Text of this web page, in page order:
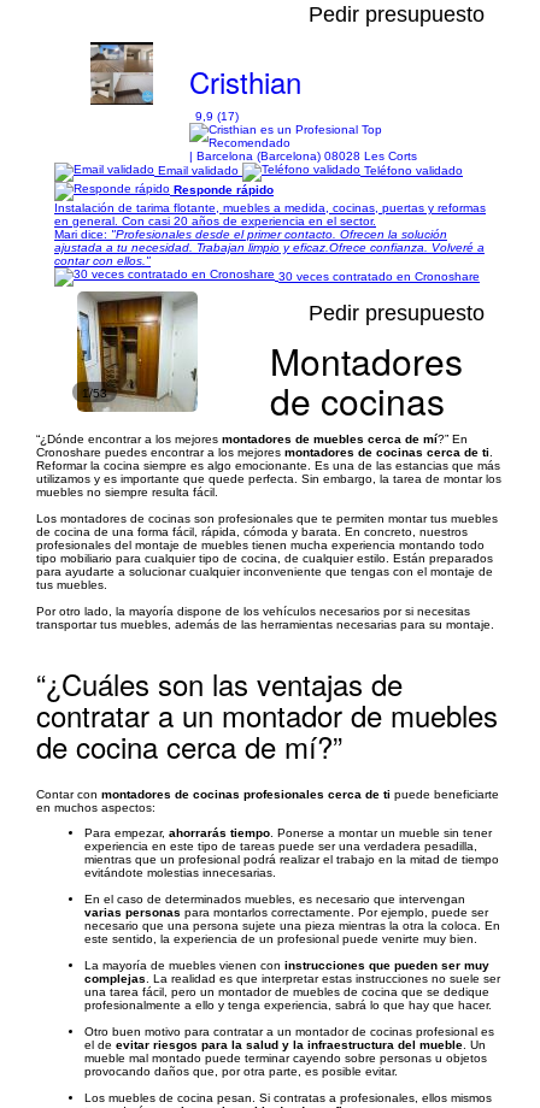
Pedir presupuesto
Cristhian
9,9 (17)
| Barcelona (Barcelona) 08028 Les Corts
Email validado
Teléfono validado
Responde rápido
Instalación de tarima flotante, muebles a medida, cocinas, puertas y reformas
en general. Con casi 20 años de experiencia en el sector.
Mari dice: "Profesionales desde el primer contacto. Ofrecen la solución
ajustada a tu necesidad. Trabajan limpio y eficaz.Ofrece confianza. Volveré a
contar con ellos."
30 veces contratado en Cronoshare
1/53
Pedir presupuesto
Montadores
de cocinas
“¿Dónde encontrar a los mejores montadores de muebles cerca de mí?” En
Cronoshare puedes encontrar a los mejores montadores de cocinas cerca de ti
Reformar la cocina siempre es algo emocionante. Es una de las estancias que más
utilizamos y es importante que quede perfecta. Sin embargo, la tarea de montar los
muebles no siempre resulta fácil.
Los montadores de cocinas son profesionales que te permiten montar tus muebles
de cocina de una forma fácil, rápida, cómoda y barata. En concreto, nuestros
profesionales del montaje de muebles tienen mucha experiencia montando todo
tipo mobiliario para cualquier tipo de cocina, de cualquier estilo. Están preparados
para ayudarte a solucionar cualquier inconveniente que tengas con el montaje de
tus muebles.
Por otro lado, la mayoría dispone de los vehículos necesarios por si necesitas
transportar tus muebles, además de las herramientas necesarias para su montaje.
“¿Cuáles son las ventajas de
contratar a un montador de muebles
de cocina cerca de mí?”
Contar con montadores de cocinas profesionales cerca de ti puede beneficiarte
en muchos aspectos:
Para empezar, ahorrarás tiempo . Ponerse a montar un mueble sin tener
experiencia en este tipo de tareas puede ser una verdadera pesadilla,
mientras que un profesional podrá realizar el trabajo en la mitad de tiempo
evitándote molestias innecesarias.
En el caso de determinados muebles, es necesario que intervengan
varias personas para montarlos correctamente. Por ejemplo, puede ser
necesario que una persona sujete una pieza mientras la otra la coloca. En
este sentido, la experiencia de un profesional puede venirte muy bien.
La mayoría de muebles vienen con instrucciones que pueden ser muy
complejas . La realidad es que interpretar estas instrucciones no suele ser
una tarea fácil, pero un montador de muebles de cocina que se dedique
profesionalmente a ello y tenga experiencia, sabrá lo que hay que hacer.
Otro buen motivo para contratar a un montador de cocinas profesional es
el de evitar riesgos para la salud y la infraestructura del mueble . Un
mueble mal montado puede terminar cayendo sobre personas u objetos
provocando daños que, por otra parte, es posible evitar.
Los muebles de cocina pesan. Si contratas a profesionales, ellos mismos